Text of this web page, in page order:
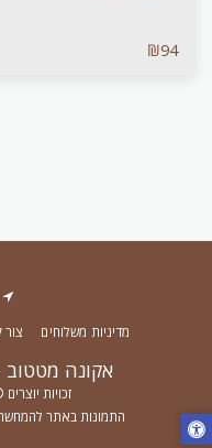
₪94
אקונה מטטוב
זכויות יוצרים © 2026 כל הזכויות
התמונות באתר
מדיניות משלוחים